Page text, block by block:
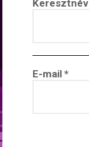
Keresztnév
E-mail *